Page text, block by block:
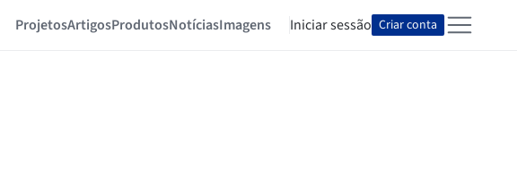
ProjetosArtigosProdutosNotíciasImagens Iniciar sessão Criar conta